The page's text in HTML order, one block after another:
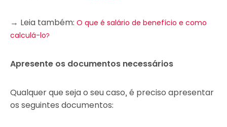
→ Leia também: O que é salário de benefício e como
calculá-lo?
Apresente os documentos necessários
Qualquer que seja o seu caso, é preciso apresentar
os seguintes documentos: